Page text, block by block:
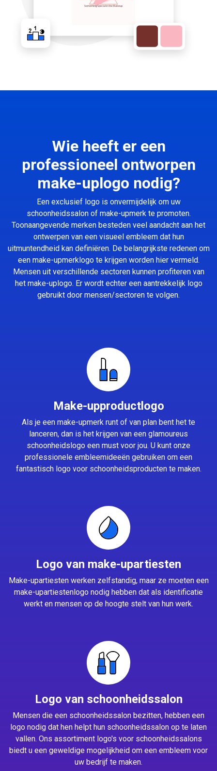
Wie heeft er een
professioneel ontworpen
make-uplogo nodig?
Een exclusief logo is onvermijdelijk om uw
schoonheidssalon of make-upmerk te promoten.
Toonaangevende merken besteden veel aandacht aan het
ontwerpen van een visueel embleem dat hun
uitmuntendheid kan definiëren. De belangrijkste redenen om
een make-upmerklogo te krijgen worden hier vermeld.
Mensen uit verschillende sectoren kunnen profiteren van
het make-uplogo. Er wordt echter een aantrekkelijk logo
gebruikt door mensen/sectoren te volgen.
Make-upproductlogo
Als je een make-upmerk runt of van plan bent het te
lanceren, dan is het krijgen van een glamoureus
schoonheidslogo een must voor jou. U kunt onze
professionele embleemideeën gebruiken om een
fantastisch logo voor schoonheidsproducten te maken.
Logo van make-upartiesten
Make-upartiesten werken zelfstandig, maar ze moeten een
make-upartiestenlogo nodig hebben dat als identificatie
werkt en mensen op de hoogte stelt van hun werk.
Logo van schoonheidssalon
Mensen die een schoonheidssalon bezitten, hebben een
logo nodig dat hen helpt hun schoonheidssalon op te laten
vallen. Ons assortiment logo's voor schoonheidssalons
biedt u een geweldige mogelijkheid om een embleem voor
uw bedrijf te maken.